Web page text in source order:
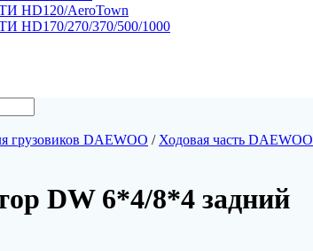
HD120/AeroTown
HD170/270/370/500/1000
грузовиков DAEWOO / Ходовая часть DAEWOO
DW 6*4/8*4 задний